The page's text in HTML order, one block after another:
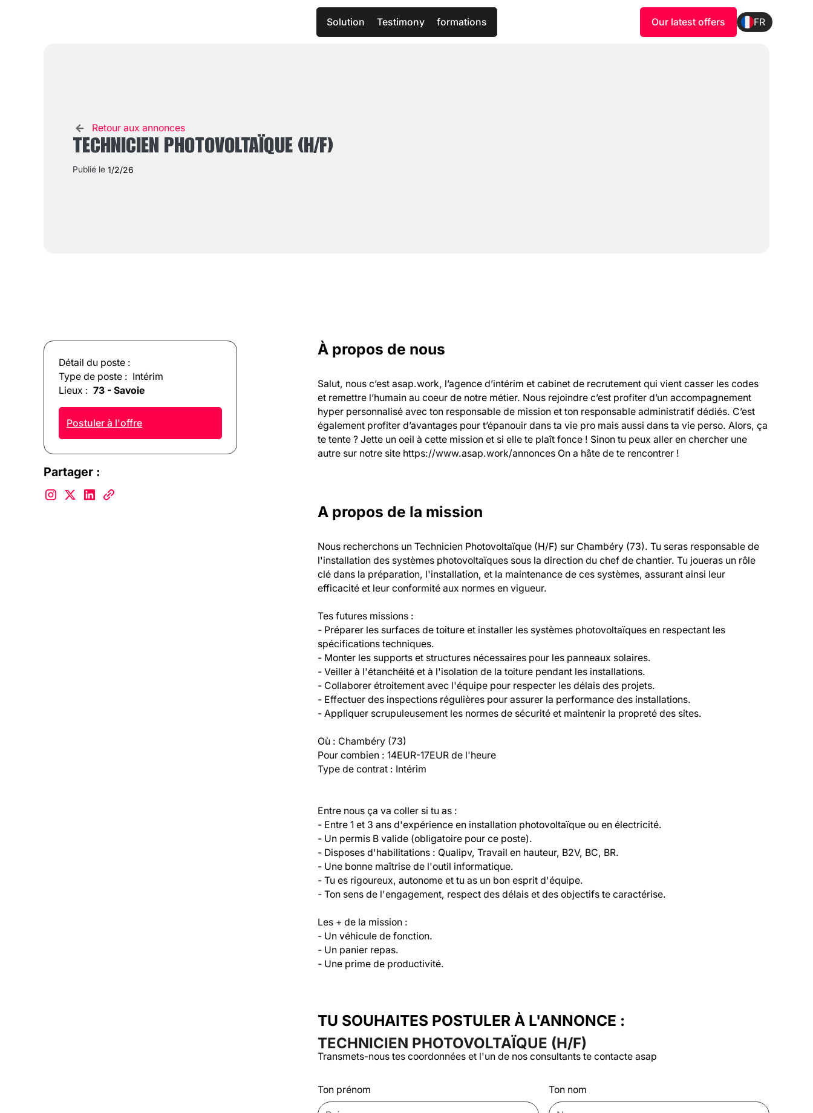
Solution Testimony formations Our latest offers FR
Retour aux annonces
TECHNICIEN PHOTOVOLTAÏQUE (H/F)
Publié le 1/2/26
Détail du poste :
Type de poste : Intérim
Lieux : 73 - Savoie
Postuler à l'offre
Partager :
À propos de nous
Salut, nous c’est asap.work, l’agence d’intérim et cabinet de recrutement qui vient casser les codes
et remettre l’humain au coeur de notre métier. Nous rejoindre c’est profiter d’un accompagnement
hyper personnalisé avec ton responsable de mission et ton responsable administratif dédiés. C’est
également profiter d’avantages pour t’épanouir dans ta vie pro mais aussi dans ta vie perso. Alors, ça
te tente ? Jette un oeil à cette mission et si elle te plaît fonce ! Sinon tu peux aller en chercher une
autre sur notre site https://www.asap.work/annonces On a hâte de te rencontrer !
A propos de la mission
Nous recherchons un Technicien Photovoltaïque (H/F) sur Chambéry (73). Tu seras responsable de
l'installation des systèmes photovoltaïques sous la direction du chef de chantier. Tu joueras un rôle
clé dans la préparation, l'installation, et la maintenance de ces systèmes, assurant ainsi leur
efficacité et leur conformité aux normes en vigueur.
Tes futures missions :
- Préparer les surfaces de toiture et installer les systèmes photovoltaïques en respectant les
spécifications techniques.
- Monter les supports et structures nécessaires pour les panneaux solaires.
- Veiller à l'étanchéité et à l'isolation de la toiture pendant les installations.
- Collaborer étroitement avec l'équipe pour respecter les délais des projets.
- Effectuer des inspections régulières pour assurer la performance des installations.
- Appliquer scrupuleusement les normes de sécurité et maintenir la propreté des sites.
Où : Chambéry (73)
Pour combien : 14EUR-17EUR de l'heure
Type de contrat : Intérim
Entre nous ça va coller si tu as :
- Entre 1 et 3 ans d'expérience en installation photovoltaïque ou en électricité.
- Un permis B valide (obligatoire pour ce poste).
- Disposes d'habilitations : Qualipv, Travail en hauteur, B2V, BC, BR.
- Une bonne maîtrise de l'outil informatique.
- Tu es rigoureux, autonome et tu as un bon esprit d'équipe.
- Ton sens de l'engagement, respect des délais et des objectifs te caractérise.
Les + de la mission :
- Un véhicule de fonction.
- Un panier repas.
- Une prime de productivité.
TU SOUHAITES POSTULER À L'ANNONCE :
TECHNICIEN PHOTOVOLTAÏQUE (H/F)
Transmets-nous tes coordonnées et l'un de nos consultants te contacte asap
Ton prénom Ton nom